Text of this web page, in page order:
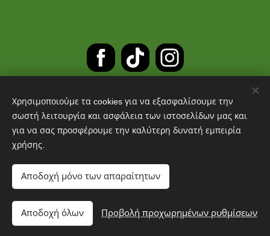
Προσθήκη στο καλάθι
ΔΩΡΕΑΝ ΜΕΤΑΦΟΡΙΚΑ ΓΙΑ
ΠΑΡΑΓΓΕΛΙΕΣ ΑΝΩ ΤΩΝ 30 ΕΥΡΩ
Cookies
Χρησιμοποιούμε τα cookies για να εξασφαλίσουμε την
σωστή λειτουργία και ασφάλεια των ιστοσελίδων μας και
για να σας προσφέρουμε την καλύτερη δυνατή εμπειρία
χρήσης.
Αποδοχή μόνο των απαραίτητων
Αποδοχή όλων Προβολή προχωρημένων ρυθμίσεων